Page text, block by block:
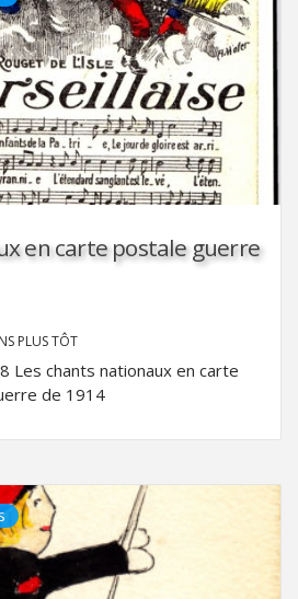
en carte postale guerre
PLUS TÔT
Les chants nationaux en carte
de 1914